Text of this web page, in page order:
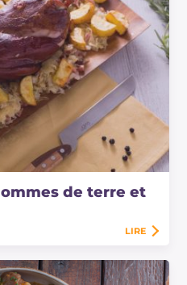
de terre et
LIRE